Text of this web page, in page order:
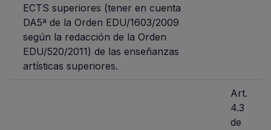
ECTS superiores (tener en cuenta
DA5ª de la Orden EDU/1603/2009
según la redacción de la Orden
EDU/520/2011) de las enseñanzas
artísticas superiores.
Art.
4.3
de